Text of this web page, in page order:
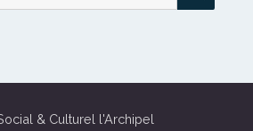
& Culturel l'Archipel